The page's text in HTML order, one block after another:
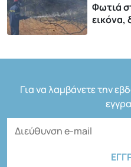
Φωτιά
εικόνα,
Για να λαμβάνετε την